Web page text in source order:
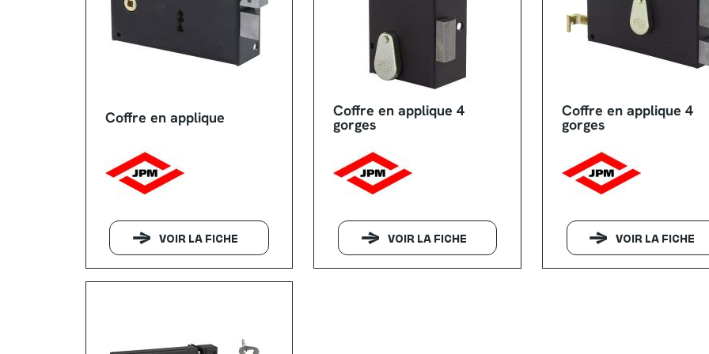
Coffre en applique
VOIR LA FICHE
Coffre en applique 4
gorges
VOIR LA FICHE
Coffre en applique 4
gorges
VOIR LA FICHE